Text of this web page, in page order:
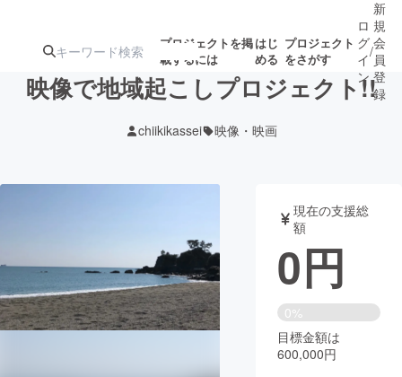
プロジェクトを掲
載するには
はじ
める
プロジェクト
をさがす
テクノロジー・ガジェット ゲーム・サ
書籍・雑誌
ロ
グ
イ
ン
/
新
規
会
員
登
録
映像で地域起こしプロジェクト!!
chiikikassei 映像・映画
現在の支援総
額
0円
0%
目標金額は
600,000円